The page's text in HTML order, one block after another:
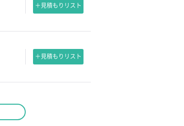
＋見積もりリスト
＋見積もりリスト